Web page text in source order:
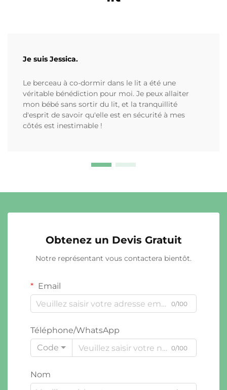
Je suis Jessica.
Le berceau à co-dormir dans le lit a été une
véritable bénédiction pour moi. Je peux allaiter
mon bébé sans sortir du lit, et la tranquillité
d'esprit de savoir qu'elle est en sécurité à mes
côtés est inestimable !
Obtenez un Devis Gratuit
Notre représentant vous contactera bientôt.
Email
0/100
Téléphone/WhatsApp
Code
0/100
Nom